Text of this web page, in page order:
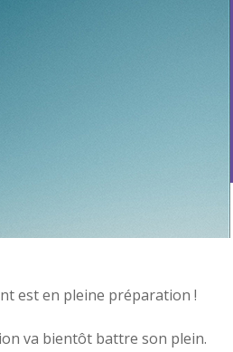
est en pleine préparation !
va bientôt battre son plein.